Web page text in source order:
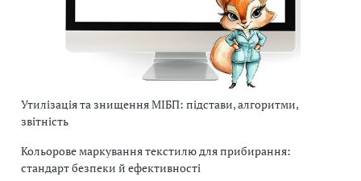
Утилізація та знищення МІБП: підстави, алгоритми,
звітність
Кольорове маркування текстилю для прибирання:
стандарт безпеки й ефективності